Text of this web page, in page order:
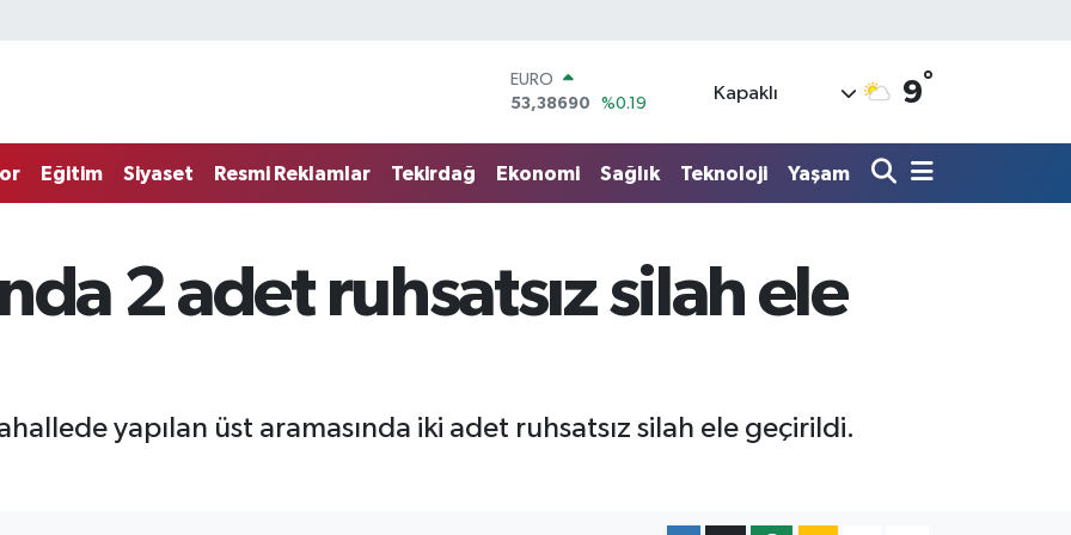
STERLİN
61,60380
%0.18
BİST100
14.598,00
%0
DOLAR
45,43620
%0.02
Kapaklı 9°
Eğitim Siyaset Resmi Reklamlar Tekirdağ Ekonomi Sağlık Teknoloji Yaşam
2 adet ruhsatsız silah ele
yapılan üst aramasında iki adet ruhsatsız silah ele geçirildi.